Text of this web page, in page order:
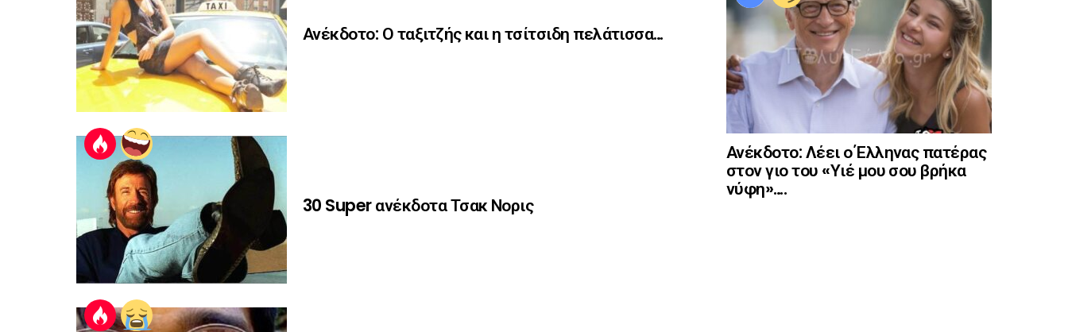
Ανέκδοτο: Ο ταξιτζής και η τσίτσιδη πελάτισσα…
30 Super ανέκδοτα Τσακ Νορις
Ανέκδοτο: Λέει ο Έλληνας πατέρας
στον γιο του «Υιέ μου σου βρήκα
νύφη»….